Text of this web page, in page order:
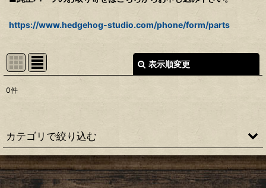
https://www.hedgehog-studio.com/phone/form/parts
表示順変更
並び順
絞り込む
0件
カテゴリで絞り込む
【シマノ】22ステラ［STELLA］対応 カスタムパーツ